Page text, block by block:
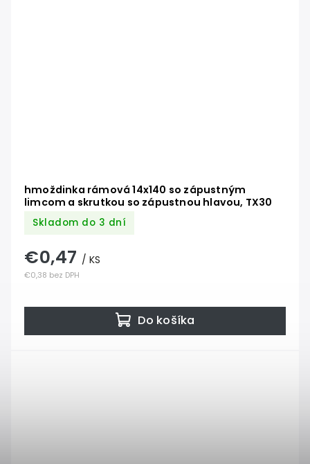
hmoždinka rámová 14x140 so zápustným
limcom a skrutkou so zápustnou hlavou, TX30
Skladom do 3 dní
€0,38 bez DPH
€0,47 / KS
Do košíka